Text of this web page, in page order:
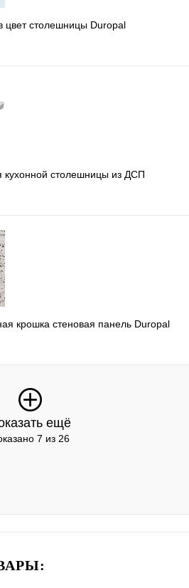
цвет столешницы Duropal
кухонной столешницы из ДСП
крошка стеновая панель Duropal
ещё
7 из 26